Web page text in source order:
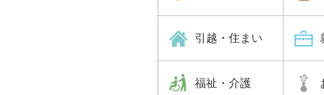
引越・住まい
福祉・介護